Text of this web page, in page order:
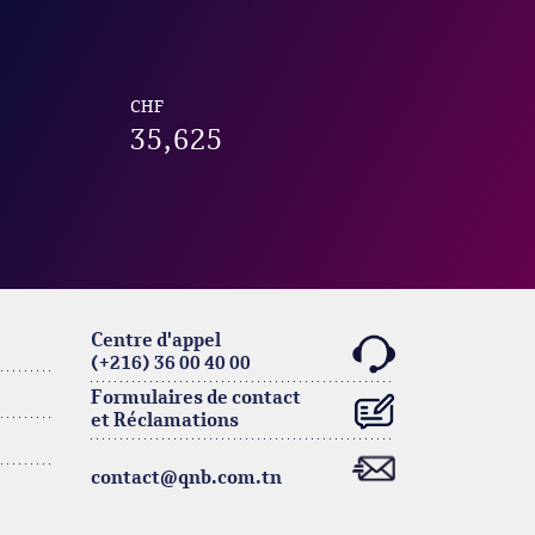
CHF
35,625
Centre d'appel
(+216) 36 00 40 00
Formulaires de contact
et Réclamations
contact@qnb.com.tn